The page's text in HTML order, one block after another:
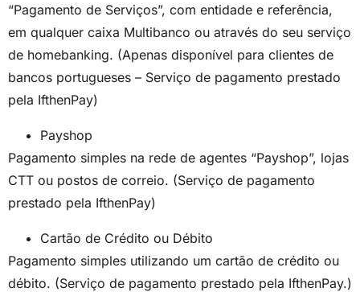
“Pagamento de Serviços”, com entidade e referência,
em qualquer caixa Multibanco ou através do seu serviço
de homebanking. (Apenas disponível para clientes de
bancos portugueses – Serviço de pagamento prestado
pela IfthenPay)
Payshop
Pagamento simples na rede de agentes “Payshop”, lojas
CTT ou postos de correio. (Serviço de pagamento
prestado pela IfthenPay)
Cartão de Crédito ou Débito
Pagamento simples utilizando um cartão de crédito ou
débito. (Serviço de pagamento prestado pela IfthenPay.)